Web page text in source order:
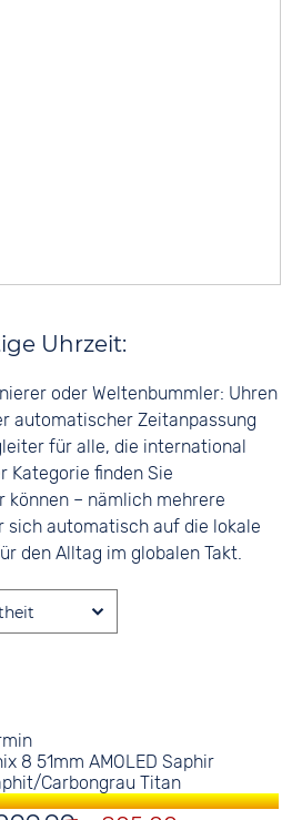
Uhrzeit:
oder Weltenbummler: Uhren
automatischer Zeitanpassung
für alle, die international
Kategorie finden Sie
können – nämlich mehrere
sich automatisch auf die lokale
den Alltag im globalen Takt.
8 51mm AMOLED Saphir
Carbongrau Titan